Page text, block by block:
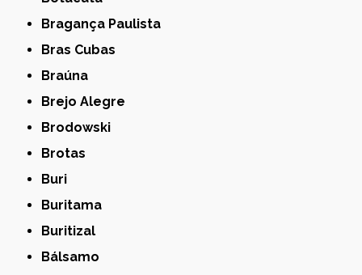
Bragança Paulista
Bras Cubas
Braúna
Brejo Alegre
Brodowski
Brotas
Buri
Buritama
Buritizal
Bálsamo